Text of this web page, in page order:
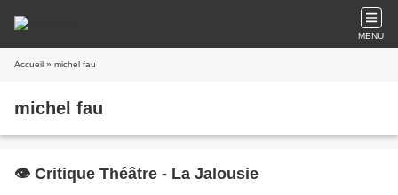
MENU
Accueil » michel fau
michel fau
👁️ Critique Théâtre - La Jalousie